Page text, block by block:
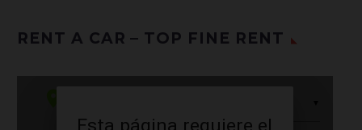
billetes de tren o de
hotel. Pero, ¿sabes qué?
RENT A CAR – TOP FINE RENT